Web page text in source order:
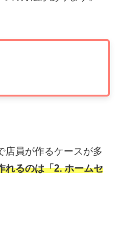
店員が作るケースが多
れるのは「2. ホームセ